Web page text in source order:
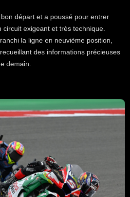
départ et a poussé pour entrer
exigeant et très technique.
la ligne en neuvième position,
des informations précieuses
demain.